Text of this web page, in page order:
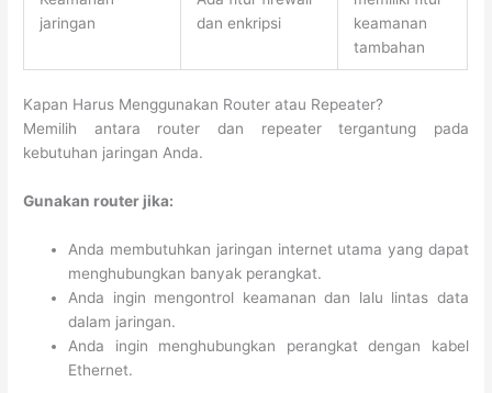
jaringan
dan enkripsi
keamanan
tambahan
Kapan Harus Menggunakan Router atau Repeater?
Memilih antara router dan repeater tergantung pada
kebutuhan jaringan Anda.
Gunakan router jika:
Anda membutuhkan jaringan internet utama yang dapat
menghubungkan banyak perangkat.
Anda ingin mengontrol keamanan dan lalu lintas data
dalam jaringan.
Anda ingin menghubungkan perangkat dengan kabel
Ethernet.